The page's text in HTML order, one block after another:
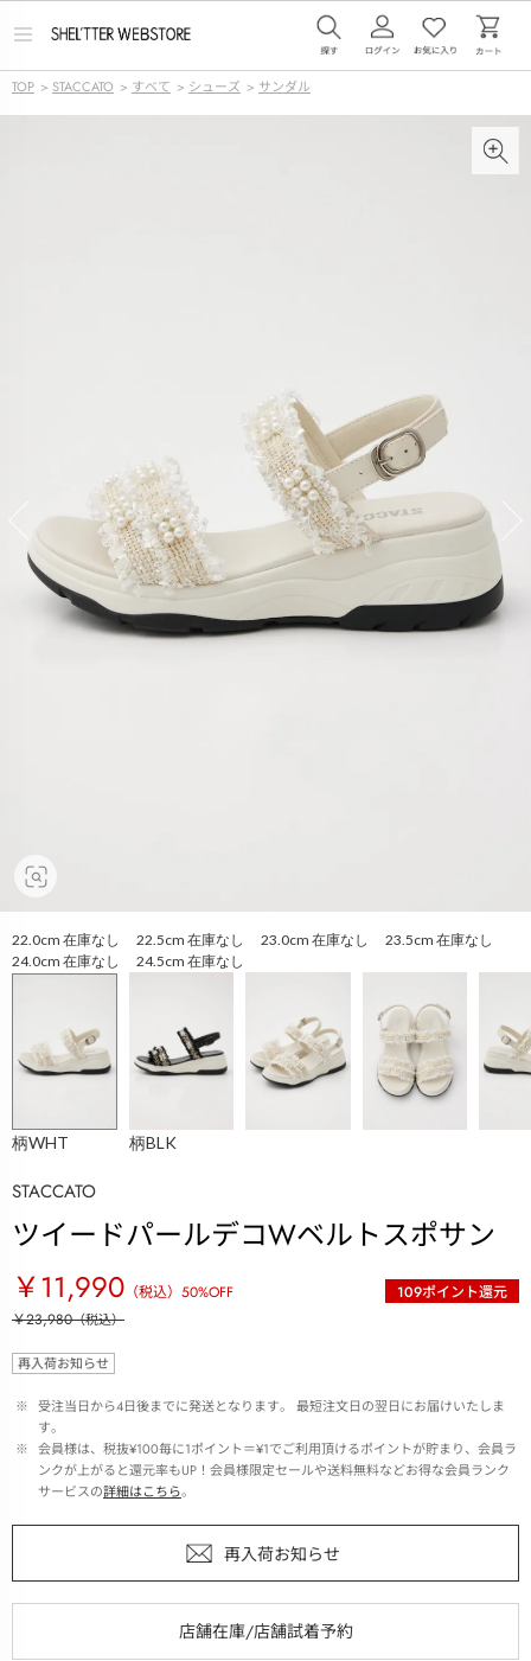
メ
ー
を
TOP > STACCATO > すべて > シューズ > サンダル
22.0cm 在庫なし 22.5cm 在庫なし 23.0cm 在庫なし 23.5cm 在庫なし
24.0cm 在庫なし 24.5cm 在庫なし
柄WHT 柄BLK
STACCATO
ツイードパールデコWベルトスポサン
￥11,990 （税込） 50%OFF 109ポイント還元
￥23,980（税込）
再入荷お知らせ
※ 受注当日から4日後までに発送となります。 最短注文日の翌日にお届けいたしま
す。
※ 会員様は、税抜¥100毎に1ポイント＝¥1でご利用頂けるポイントが貯まり、会員ラ
ンクが上がると還元率もUP！会員様限定セールや送料無料などお得な会員ランク
サービスの詳細はこちら。